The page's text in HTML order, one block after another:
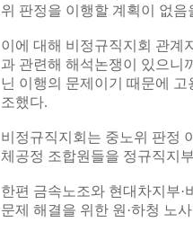
위 판정을 이행할 계획이 없음
이에 대해 비정규직지회 관계
과 관련해 해석논쟁이 있으니
닌 이행의 문제이기 때문에
조했다.
비정규직지회는 중노위 판정
체공정 조합원들을 정규직지
한편 금속노조와 현대차지부·
문제 해결을 위한 원·하청 노